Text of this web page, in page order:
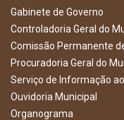
Gabinete de Governo
Controladoria Geral do
Comissão Permanente
Procuradoria Geral do
Serviço de Informação
Ouvidoria Municipal
Organograma